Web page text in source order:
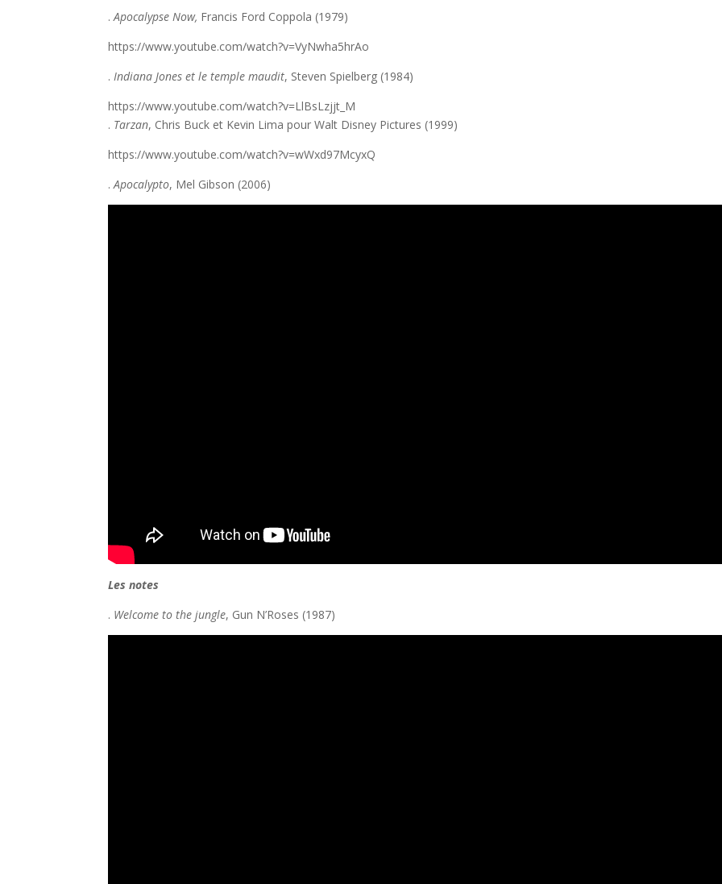
.Apocalypse Now, Francis Ford Coppola (1979)
https://www.youtube.com/watch?v=VyNwha5hrAo
.Indiana Jones et le temple maudit, Steven Spielberg (1984)
https://www.youtube.com/watch?v=LlBsLzjjt_M
. Tarzan, Chris Buck et Kevin Lima pour Walt Disney Pictures (1999)
https://www.youtube.com/watch?v=wWxd97McyxQ
.Apocalypto, Mel Gibson (2006)
Les notes
. Welcome to the jungle, Gun N’Roses (1987)